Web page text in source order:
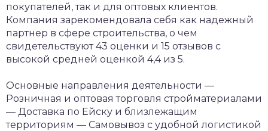
покупателей, так и для оптовых клиентов.
Компания зарекомендовала себя как надежный
партнер в сфере строительства, о чем
свидетельствуют 43 оценки и 15 отзывов с
высокой средней оценкой 4,4 из 5.
Основные направления деятельности —
Розничная и оптовая торговля стройматериалами
— Доставка по Ейску и близлежащим
территориям — Самовывоз с удобной логистикой